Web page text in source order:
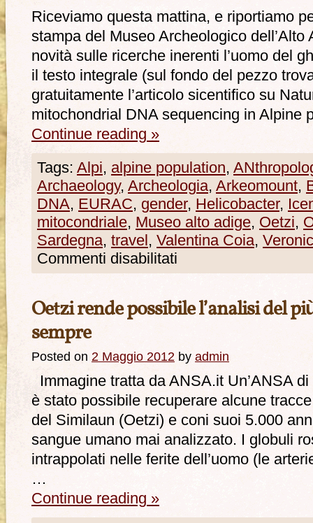
Riceviamo questa mattina, e riportiamo
stampa del Museo Archeologico dell’Alto
novità sulle ricerche inerenti l’uomo del
il testo integrale (sul fondo del pezzo
gratuitamente l’articolo sicentifico su
mitochondrial DNA sequencing in Alpine
Continue reading »
Tags: Alpi, alpine population,
Archaeology, Archeologia, Arkeomount,
DNA, EURAC, gender, Helicobacter,
mitocondriale, Museo alto adige, Oetzi,
Sardegna, travel , Valentina Coia,
Commenti disabilitati
Oetzi rende possibile l’analisi del
sempre
Posted on 2 Maggio 2012 by admin
Immagine tratta da ANSA.it Un’ANSA
è stato possibile recuperare alcune
del Similaun (Oetzi) e coni suoi 5.000
sangue umano mai analizzato. I globuli
intrappolati nelle ferite dell’uomo (le
…
Continue reading »